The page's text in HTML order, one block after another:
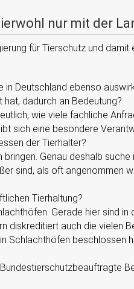
nur mit der
für Tierschutz und
Deutschland ebenso
dadurch an Bedeutung?
wie viele fachliche
sich eine besondere
der Tierhalter?
Genau deshalb
sind, als oft angenommen
Tierhaltung?
Gerade hier sind in
diskreditiert auch die vielen
Schlachthöfen beschlossen